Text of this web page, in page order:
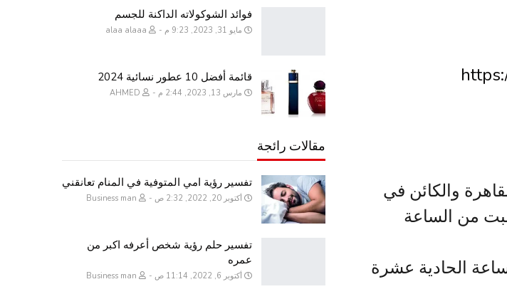
والكائن في
من الساعة
الحادية عشرة
فوائد الشوكولاته الداكنة للجسم
مايو 31, 2023, 9:23 م
قائمة أفضل 10 عطور نسائية 2024
مارس 13, 2023, 2:44 م
مقالات رائجة
تفسير رؤية امي المتوفية في المنام تعانقني
أكتوبر 20, 2022, 2:32 ص
تفسير حلم رؤية شخص أعرفه اكبر من
عمره
أكتوبر 6, 2022, 11:14 ص